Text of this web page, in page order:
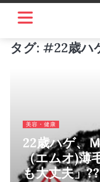
タグ: #22歳ハ
美容・健康
22歳ハゲ、
（エムオ)薄
も大丈夫」